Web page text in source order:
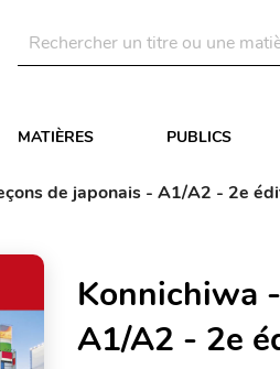
MATIÈRES PUBLICS
de japonais - A1/A2 - 2e
Konnichiwa
A1/A2 - 2e